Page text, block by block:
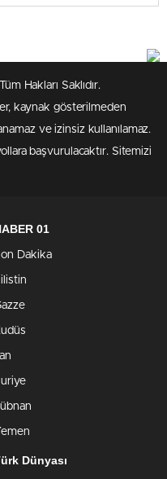
Hakları Saklıdır.
kaynak gösterilmeden
ve izinsiz kullanılamaz.
başvurulacaktır. Sitemizi
01
Dakika
Dünyası